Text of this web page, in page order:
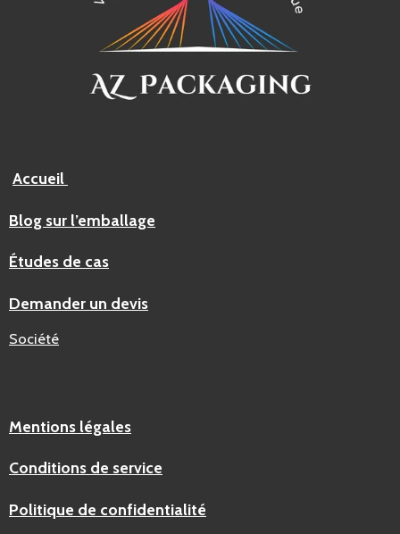
Accueil
Blog sur l’emballage
Études de cas
Demander un devis
Société
Mentions légales
Conditions de service
Politique de confidentialité